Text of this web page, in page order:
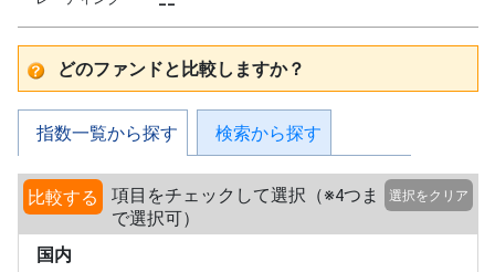
どのファンドと比較しますか？
指数一覧から探す 検索から探す
比較する
項目をチェックして選択（※4つま
で選択可）
選択をクリア
国内